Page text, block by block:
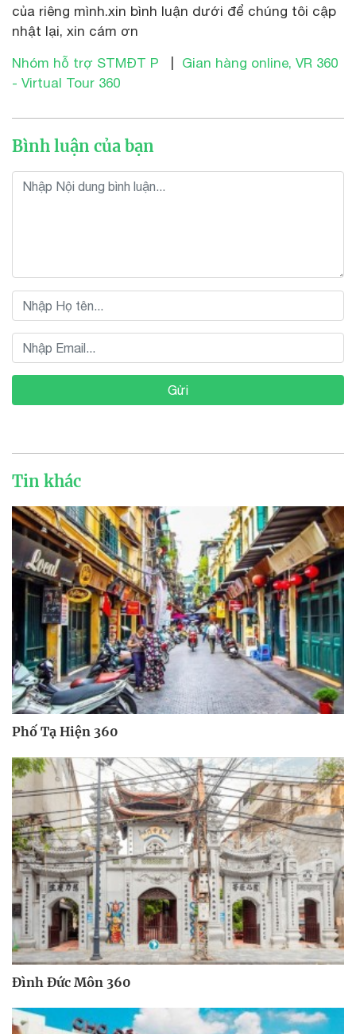
của riêng mình.xin bình luận dưới để chúng tôi cập
nhật lại, xin cám ơn
Nhóm hỗ trợ STMĐT P
Gian hàng online, VR 360
- Virtual Tour 360
Bình luận của bạn
Gửi
Tin khác
Phố Tạ Hiện 360
Đình Đức Môn 360